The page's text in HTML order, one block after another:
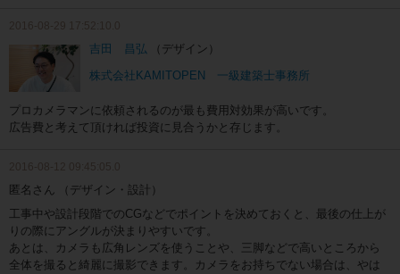
2016-08-29 17:52:10.0
吉田 昌弘
（デザイン）
株式会社KAMITOPEN 一級建築士事務所
プロカメラマンに依頼されるのが最も費用対効果が高いです。
広告費と考えて頂ければ投資に見合うかと存じます。
2016-08-12 09:45:05.0
匿名さん
（デザイン・設計）
工事中や設計段階でのCGなどでポイントを決めておくと、最後の仕上が
りの際にアングルが決まりやすいです。
あとは、カメラも広角レンズを使うことや、三脚などで高いところから
全体を撮ると綺麗に撮影できます。カメラをお持ちでない場合は、やは